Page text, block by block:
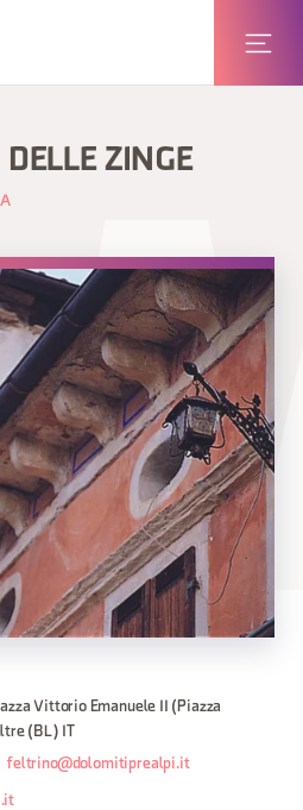
ZINGE
Vittorio Emanuele II (Piazza
(BL) IT
feltrino@dolomitiprealpi.it